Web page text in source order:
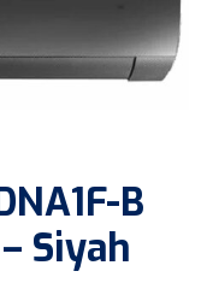
B
Siyah